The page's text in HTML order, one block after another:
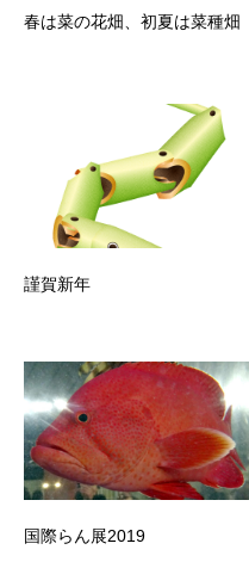
春は菜の花畑、初夏は菜種畑
謹賀新年
国際らん展2019